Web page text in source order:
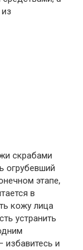
скрабами
огрубевший
этапе,
в
кожу лица
устранить
избавитесь и